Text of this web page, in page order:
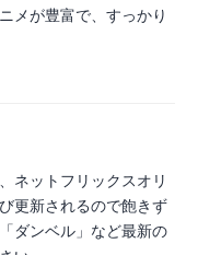
メが豊富で、すっかり
ネットフリックスオリ
更新されるので飽きず
ダンベル」など最新の